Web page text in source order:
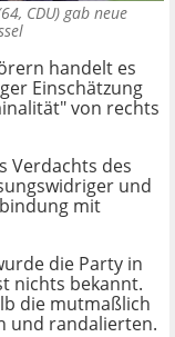
CDU) gab neue
handelt es
Einschätzung
von rechts
Verdachts des
und
mit
die Party in
nichts bekannt.
die mutmaßlich
und randalierten.